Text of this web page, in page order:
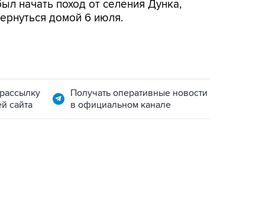
начать поход от селения Дунка,
домой 6 июля.
сайта
Получать оперативные новости
в официальном канале